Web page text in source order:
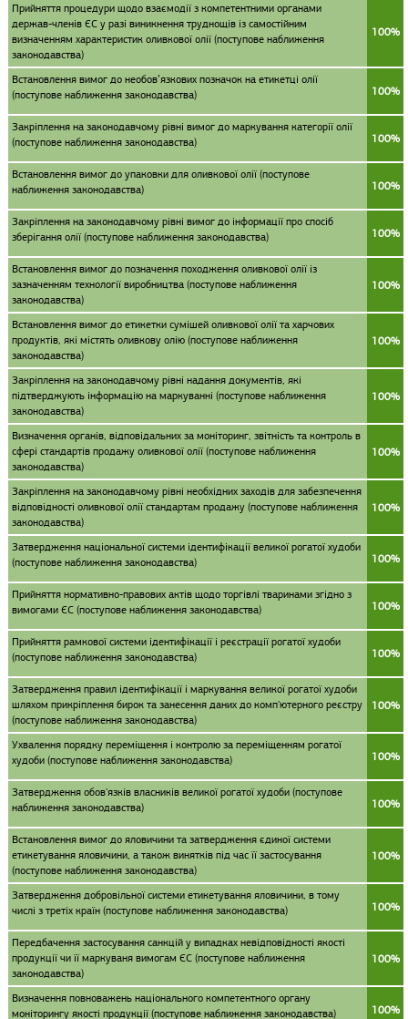
Прийняття процедури щодо взаємодії з компетентними органами
держав-членів ЄС у разі виникнення труднощів із самостійним
визначенням характеристик оливкової олії (поступове наближення
законодавства)
100%
Встановлення вимог до необов’язкових позначок на етикетці олії
(поступове наближення законодавства)
100%
Закріплення на законодавчому рівні вимог до маркування категорії олії
(поступове наближення законодавства)
100%
Встановлення вимог до упаковки для оливкової олії (поступове
наближення законодавства)
100%
Закріплення на законодавчому рівні вимог до інформації про спосіб
зберігання олії (поступове наближення законодавства)
100%
Встановлення вимог до позначення походження оливкової олії із
зазначенням технології виробництва (поступове наближення
законодавства)
100%
Встановлення вимог до етикетки сумішей оливкової олії та харчових
продуктів, які містять оливкову олію (поступове наближення
законодавства)
100%
Закріплення на законодавчому рівні надання документів, які
підтверджують інформацію на маркуванні (поступове наближення
законодавства)
100%
Визначення органів, відповідальних за моніторинг, звітність та контроль в
сфері стандартів продажу оливкової олії (поступове наближення
законодавства)
100%
Закріплення на законодавчому рівні необхідних заходів для забезпечення
відповідності оливкової олії стандартам продажу (поступове наближення
законодавства)
100%
Затвердження національної системи ідентифікації великої рогатої худоби
(поступове наближення законодавства)
100%
Прийняття нормативно-правових актів щодо торгівлі тваринами згідно з
вимогами ЄС (поступове наближення законодавства)
100%
Прийняття рамкової системи ідентифікації і реєстрації рогатої худоби
(поступове наближення законодавства)
100%
Затвердження правил ідентифікації і маркування великої рогатої худоби
шляхом прикріплення бирок та занесення даних до комп'ютерного реєстру
(поступове наближення законодавства)
100%
Ухвалення порядку переміщення і контролю за переміщенням рогатої
худоби (поступове наближення законодавства)
100%
Затвердження обов'язків власників великої рогатої худоби (поступове
наближення законодавства)
100%
Встановлення вимог до яловичини та затвердження єдиної системи
етикетування яловичини, а також винятків під час її застосування
(поступове наближення законодавства)
100%
Затвердження добровільної системи етикетування яловичини, в тому
числі з третіх країн (поступове наближення законодавства)
100%
Передбачення застосування санкцій у випадках невідповідності якості
продукції чи її маркуваня вимогам ЄС (поступове наближення
законодавства)
100%
Визначення повноважень національного компетентного органу
моніторингу якості продукції (поступове наближення законодавства)
100%